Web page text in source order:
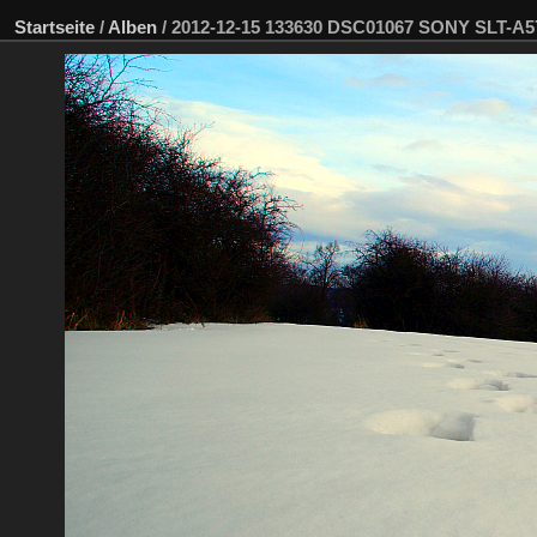
Startseite / Alben / 2012-12-15 133630 DSC01067 SONY SLT-